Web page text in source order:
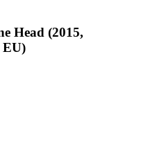
Head (2015,
EU)